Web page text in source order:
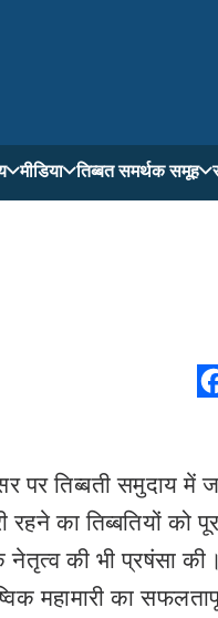
मीडिया तिब्बत समर्थक समूह
पर तिब्बती समुदाय में
का तिब्बतियों को
नेतृत्व की भी प्रषंसा
महामारी का